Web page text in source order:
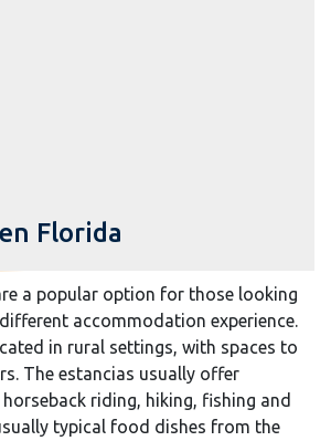
Florida
a popular option for those looking
accommodation experience.
in rural settings, with spaces to
The estancias usually offer
riding, hiking, fishing and
typical food dishes from the